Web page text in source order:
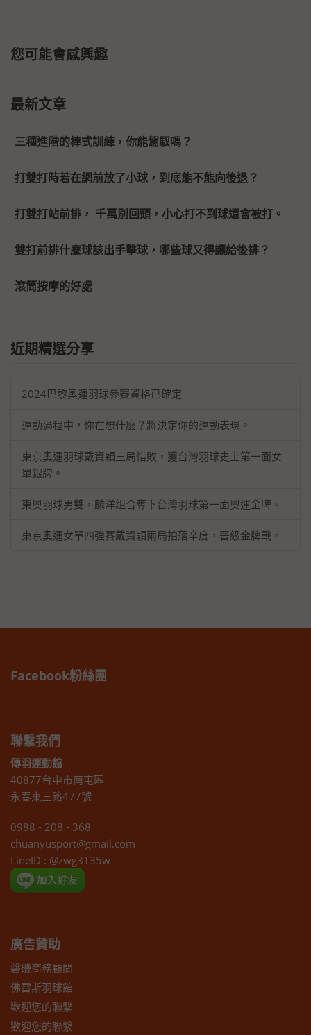
您可能會感興趣
最新文章
三種進階的棒式訓練，你能駕馭嗎？
打雙打時若在網前放了小球，到底能不能向後退？
打雙打站前排， 千萬別回頭，小心打不到球還會被打。
雙打前排什麼球該出手擊球，哪些球又得讓給後排？
滾筒按摩的好處
近期精選分享
2024巴黎奧運羽球參賽資格已確定
運動過程中，你在想什麼？將決定你的運動表現。
東京奧運羽球戴資穎三局惜敗，獲台灣羽球史上第一面女
單銀牌。
東奧羽球男雙，麟洋組合奪下台灣羽球第一面奧運金牌。
東京奧運女單四強賽戴資穎兩局拍落辛度，晉級金牌戰。
Facebook粉絲團
聯繫我們
傳羽運動館
40877台中市南屯區
永春東三路477號
0988 - 208 - 368
chuanyusport@gmail.com
LineID : @zwg3135w
廣告贊助
磐磯商務顧問
佛雷斯羽球館
歡迎您的聯繫
歡迎您的聯繫